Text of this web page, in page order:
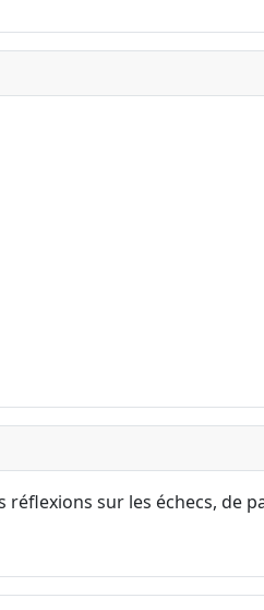
sur les échecs,